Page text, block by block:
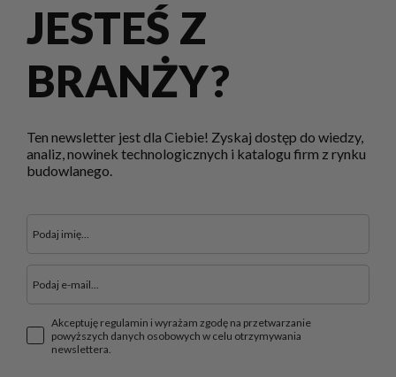
JESTEŚ Z
BRANŻY?
Ten newsletter jest dla Ciebie! Zyskaj dostęp do wiedzy,
analiz, nowinek technologicznych i katalogu firm z rynku
budowlanego.
Akceptuję regulamin i wyrażam zgodę na przetwarzanie
powyższych danych osobowych w celu otrzymywania
newslettera.